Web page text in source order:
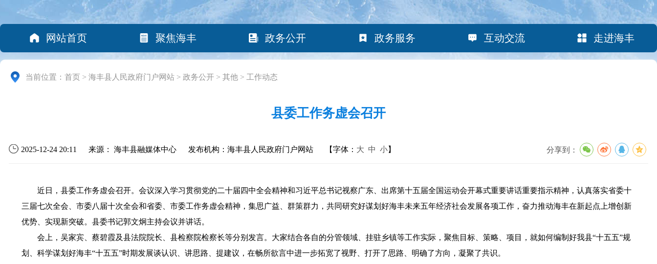
网站首页 聚焦海丰 政务公开 政务服务 互动交流 走进海丰
当前位置： 首页 > 海丰县人民政府门户网站 > 政务公开 > 其他 > 工作动态
县委工作务虚会召开
2025-12-24 20:11 来源： 海丰县融媒体中心 发布机构：海丰县人民政府门户网站 【字体： 大 中 小】 分享到：
近日，县委工作务虚会召开。会议深入学习贯彻党的二十届四中全会精神和习近平总书记视察广东、出席第十五届全国运动会开幕式重要讲话重要指示精神，认真落实省委十
三届七次全会、市委八届十次全会和省委、市委工作务虚会精神，集思广益、群策群力，共同研究好谋划好海丰未来五年经济社会发展各项工作，奋力推动海丰在新起点上增创新
优势、实现新突破。县委书记郭文炯主持会议并讲话。
会上，吴家宾、蔡碧霞及县法院院长、县检察院检察长等分别发言。大家结合各自的分管领域、挂驻乡镇等工作实际，聚焦目标、策略、项目，就如何编制好我县“十五五”规
划、科学谋划好海丰“十五五”时期发展谈认识、讲思路、提建议，在畅所欲言中进一步拓宽了视野、打开了思路、明确了方向，凝聚了共识。